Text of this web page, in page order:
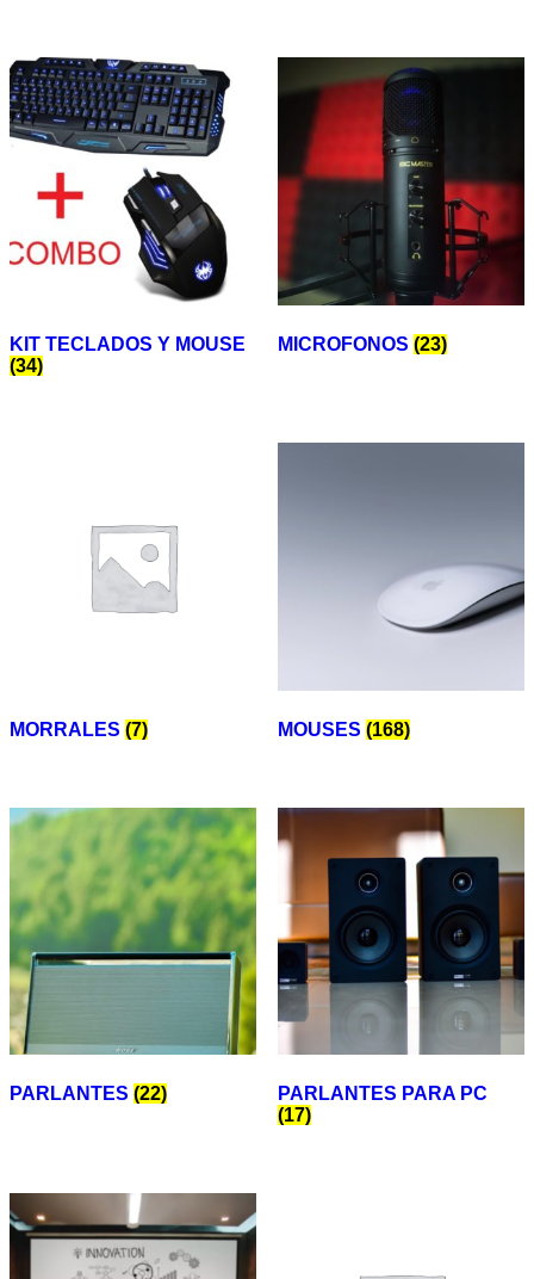
KIT TECLADOS Y MOUSE
(34)
MICROFONOS (23)
MORRALES (7) MOUSES (168)
PARLANTES (22)
PARLANTES PARA PC
(17)